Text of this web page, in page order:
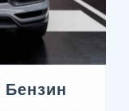
Бензин